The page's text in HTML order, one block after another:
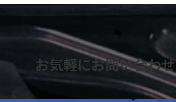
お気軽にお問い合わ